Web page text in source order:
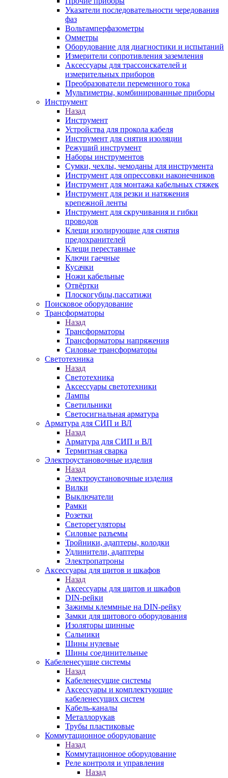
Указатели последовательности чередования
фаз
Вольтамперфазометры
Омметры
Оборудование для диагностики и испытаний
Измерители сопротивления заземления
Аксессуары для трассоискателей и
измерительных приборов
Преобразователи переменного тока
Мультиметры, комбинированные приборы
Инструмент
Назад
Инструмент
Устройства для прокола кабеля
Инструмент для снятия изоляции
Режущий инструмент
Наборы инструментов
Сумки, чехлы, чемоданы для инструмента
Инструмент для опрессовки наконечников
Инструмент для монтажа кабельных стяжек
Инструмент для резки и натяжения
крепежной ленты
Инструмент для скручивания и гибки
проводов
Клещи изолирующие для снятия
предохранителей
Клещи переставные
Ключи гаечные
Кусачки
Ножи кабельные
Отвёртки
Плоскогубцы,пассатижи
Поисковое оборудование
Трансформаторы
Назад
Трансформаторы
Трансформаторы напряжения
Силовые трансформаторы
Светотехника
Назад
Светотехника
Аксессуары светотехники
Лампы
Светильники
Светосигнальная арматура
Арматура для СИП и ВЛ
Назад
Арматура для СИП и ВЛ
Термитная сварка
Электроустановочные изделия
Назад
Электроустановочные изделия
Вилки
Выключатели
Рамки
Розетки
Светорегуляторы
Силовые разъемы
Тройники, адаптеры, колодки
Удлинители, адаптеры
Электропатроны
Аксессуары для щитов и шкафов
Назад
Аксессуары для щитов и шкафов
DIN-рейки
Зажимы клеммные на DIN-рейку
Замки для щитового оборудования
Изоляторы шинные
Сальники
Шины нулевые
Шины соединительные
Кабеленесущие системы
Назад
Кабеленесущие системы
Аксессуары и комплектующие
кабеленесущих систем
Кабель-каналы
Металлорукав
Трубы пластиковые
Коммутационное оборудование
Назад
Коммутационное оборудование
Реле контроля и управления
Назад